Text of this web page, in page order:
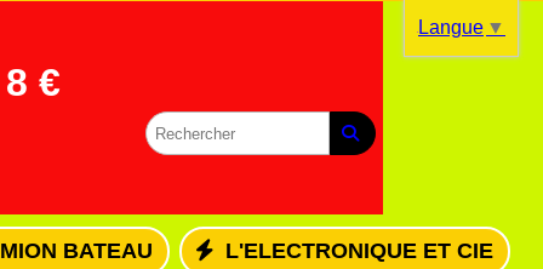
€
BATEAU L'ELECTRONIQUE ET CIE
Langue ▼